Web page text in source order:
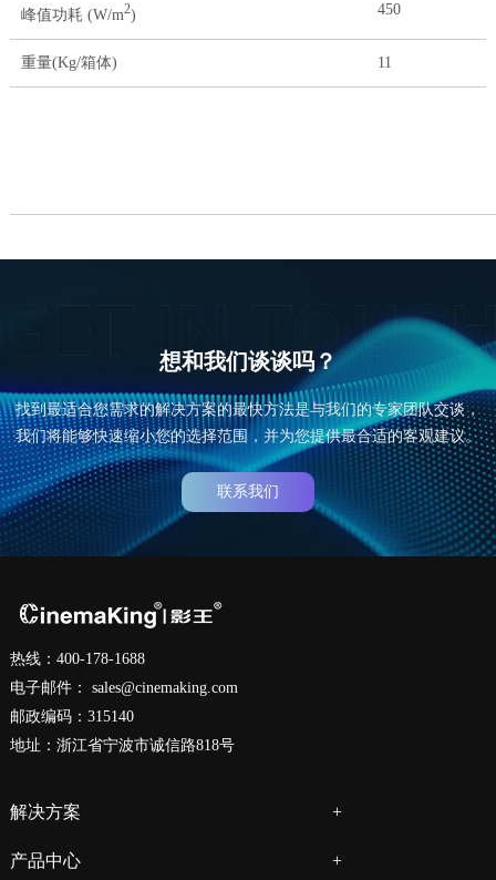
峰值功耗 (W/m2) 450
重量(Kg/箱体) 11
想和我们谈谈吗？
找到最适合您需求的解决方案的最快方法是与我们的专家团队交谈，
我们将能够快速缩小您的选择范围，并为您提供最合适的客观建议。
联系我们
热线：400-178-1688
电子邮件： sales@cinemaking.com
邮政编码：315140
地址：浙江省宁波市诚信路818号
解决方案
产品中心